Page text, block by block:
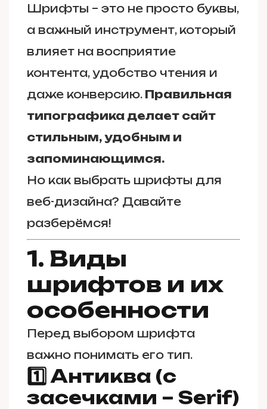
Шрифты – это не просто буквы,
а важный инструмент, который
влияет на восприятие
контента, удобство чтения и
даже конверсию. Правильная
типографика делает сайт
стильным, удобным и
запоминающимся.
Но как выбрать шрифты для
веб-дизайна? Давайте
разберёмся!
1. Виды
шрифтов и их
особенности
Перед выбором шрифта
важно понимать его тип.
1️⃣ Антиква (с
засечками – Serif)